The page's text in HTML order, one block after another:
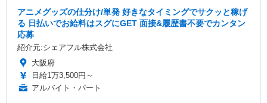
アニメグッズの仕分け/単発 好きなタイミングでサクッと稼げ
る 日払いでお給料はスグにGET 面接&履歴書不要でカンタン
応募
紹介元:シェアフル株式会社
大阪府
日給1万3,500円～
アルバイト・パート